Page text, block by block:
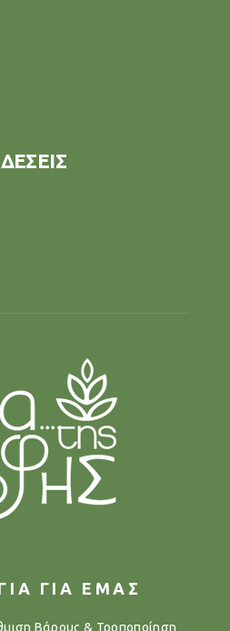
ΓΙΑ ΕΜΑΣ
Βάρους & Τροποποίηση